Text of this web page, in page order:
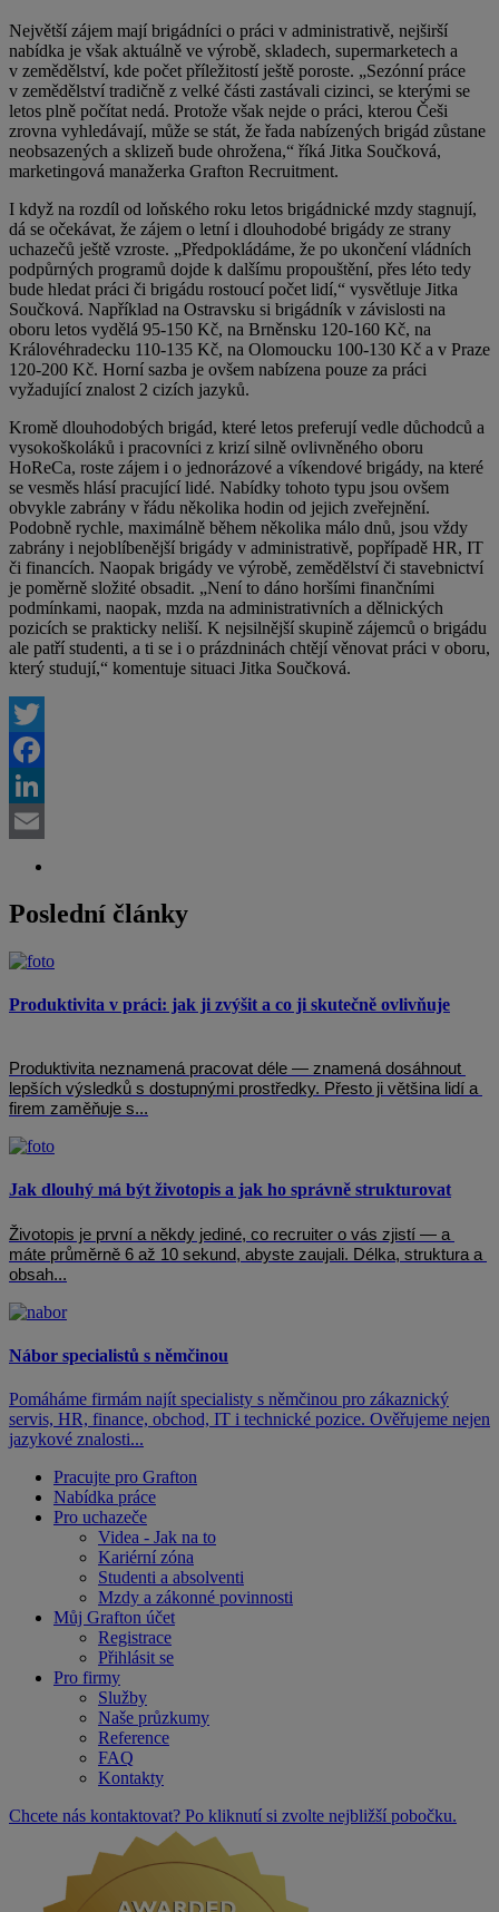
Největší zájem mají brigádníci o práci v administrativě, nejširší
nabídka je však aktuálně ve výrobě, skladech, supermarketech a
v zemědělství, kde počet příležitostí ještě poroste. „Sezónní práce
v zemědělství tradičně z velké části zastávali cizinci, se kterými se
letos plně počítat nedá. Protože však nejde o práci, kterou Češi
zrovna vyhledávají, může se stát, že řada nabízených brigád zůstane
neobsazených a sklizeň bude ohrožena,“ říká Jitka Součková,
marketingová manažerka Grafton Recruitment.
I když na rozdíl od loňského roku letos brigádnické mzdy stagnují,
dá se očekávat, že zájem o letní i dlouhodobé brigády ze strany
uchazečů ještě vzroste. „Předpokládáme, že po ukončení vládních
podpůrných programů dojde k dalšímu propouštění, přes léto tedy
bude hledat práci či brigádu rostoucí počet lidí,“ vysvětluje Jitka
Součková. Například na Ostravsku si brigádník v závislosti na
oboru letos vydělá 95-150 Kč, na Brněnsku 120-160 Kč, na
Královéhradecku 110-135 Kč, na Olomoucku 100-130 Kč a v Praze
120-200 Kč. Horní sazba je ovšem nabízena pouze za práci
vyžadující znalost 2 cizích jazyků.
Kromě dlouhodobých brigád, které letos preferují vedle důchodců a
vysokoškoláků i pracovníci z krizí silně ovlivněného oboru
HoReCa, roste zájem i o jednorázové a víkendové brigády, na které
se vesměs hlásí pracující lidé. Nabídky tohoto typu jsou ovšem
obvykle zabrány v řádu několika hodin od jejich zveřejnění.
Podobně rychle, maximálně během několika málo dnů, jsou vždy
zabrány i nejoblíbenější brigády v administrativě, popřípadě HR, IT
či financích. Naopak brigády ve výrobě, zemědělství či stavebnictví
je poměrně složité obsadit. „Není to dáno horšími finančními
podmínkami, naopak, mzda na administrativních a dělnických
pozicích se prakticky neliší. K nejsilnější skupině zájemců o brigádu
ale patří studenti, a ti se i o prázdninách chtějí věnovat práci v oboru,
který studují,“ komentuje situaci Jitka Součková.
Twitter
Facebook
LinkedIn
Poslední články
Produktivita v práci: jak ji zvýšit a co ji skutečně ovlivňuje
Produktivita neznamená pracovat déle — znamená dosáhnout
lepších výsledků s dostupnými prostředky. Přesto ji většina lidí a
firem zaměňuje s...
Jak dlouhý má být životopis a jak ho správně strukturovat
Životopis je první a někdy jediné, co recruiter o vás zjistí — a
máte průměrně 6 až 10 sekund, abyste zaujali. Délka, struktura a
obsah...
Nábor specialistů s němčinou
Pomáháme firmám najít specialisty s němčinou pro zákaznický
servis, HR, finance, obchod, IT i technické pozice. Ověřujeme nejen
jazykové znalosti...
Pracujte pro Grafton
Nabídka práce
Pro uchazeče
Videa - Jak na to
Kariérní zóna
Studenti a absolventi
Mzdy a zákonné povinnosti
Můj Grafton účet
Registrace
Přihlásit se
Pro firmy
Služby
Naše průzkumy
Reference
FAQ
Kontakty
Chcete nás kontaktovat? Po kliknutí si zvolte nejbližší pobočku.